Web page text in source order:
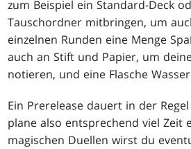
zum Beispiel ein Standard-Deck
Tauschordner mitbringen, um
einzelnen Runden eine Menge
auch an Stift und Papier, um
notieren, und eine Flasche
Ein Prerelease dauert in der
plane also entsprechend viel Zeit
magischen Duellen wirst du